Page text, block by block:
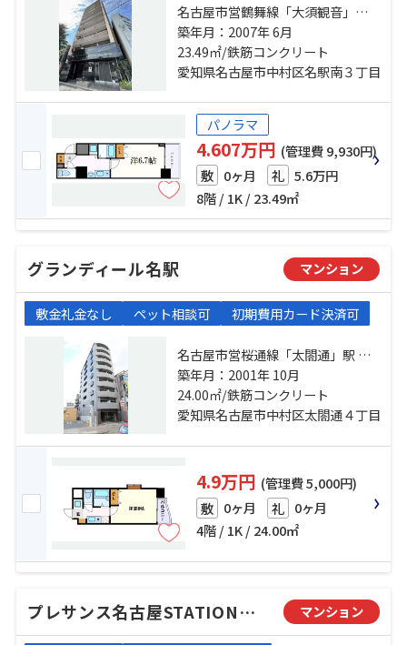
名古屋市営鶴舞線「大須観音」
駅 徒歩10分 名鉄名古屋本線「山
王」駅 徒歩12分 名古屋市営東山線
「名古屋」駅 徒歩15分
築年月：2007年 6月
23.49㎡/鉄筋コンクリート
愛知県名古屋市中村区名駅南３丁目
パノラマ
4.607万円 (管理費 9,930円)
敷 0ヶ月 礼 5.6万円
8階 / 1K / 23.49㎡
グランディール名駅 マンション
敷金礼金なし ペット相談可 初期費用カード決済可
名古屋市営桜通線「太閤通」駅 徒
歩4分 名古屋市営東山線「名古屋」
駅 徒歩15分 名古屋市営東山線「中
村日赤」駅 徒歩15分
築年月：2001年 10月
24.00㎡/鉄筋コンクリート
愛知県名古屋市中村区太閤通４丁目
4.9万円 (管理費 5,000円)
敷 0ヶ月 礼 0ヶ月
4階 / 1K / 24.00㎡
プレサンス名古屋STATIONビーフレックス マンション